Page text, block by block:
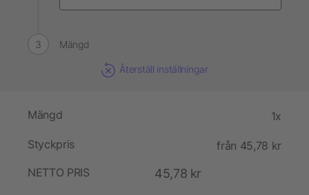
Mängd
Återställ inställningar
Mängd 1x
Styckpris
från 45,78 kr
NETTO PRIS
45,78 kr